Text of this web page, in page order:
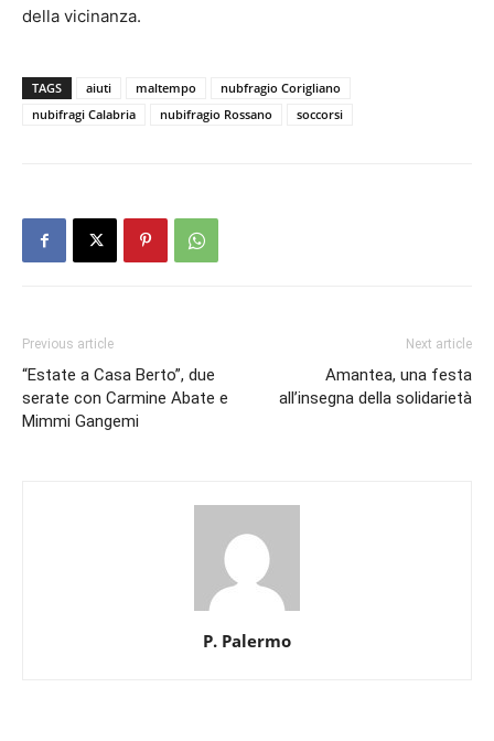
della vicinanza.
TAGS aiuti maltempo
nubfragio Corigliano
nubifragi Calabria
nubifragio Rossano soccorsi
Previous article
“Estate a Casa Berto”, due
serate con Carmine Abate e
Mimmi Gangemi
Next article
Amantea, una festa
all’insegna della solidarietà
P. Palermo